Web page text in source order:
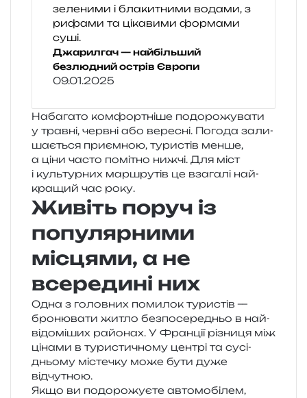
Джарилгач — найбільший
безлюдний острів Європи
09.01.2025
Набагато ком­фор­тні­ше подо­ро­жу­ва­ти
у трав­ні, черв­ні або вере­сні. Погода зали­
ша­є­ться при­єм­ною, тури­стів менше,
а ціни часто помі­тно нижчі. Для міст
і куль­тур­них мар­шру­тів це вза­га­лі най­
кра­щий час року.
Живіть поруч із
популярними
місцями, а не
всередині них
Одна з голов­них поми­лок тури­стів —
бро­ню­ва­ти житло без­по­се­ре­дньо в най­
ві­до­мі­ших райо­нах. У Франції різни­ця між
ціна­ми в тури­сти­чно­му цен­трі та сусі­
дньо­му місте­чку може бути дуже
відчутною.
Якщо ви подо­ро­жу­є­те авто­мо­бі­лем,